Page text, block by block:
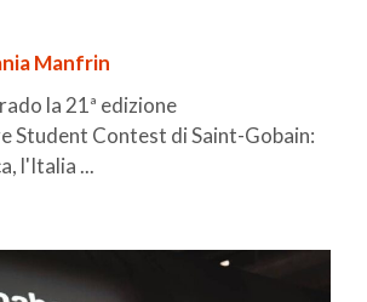
Manfrin
la 21ª edizione
Student Contest di Saint-Gobain:
l'Italia ...